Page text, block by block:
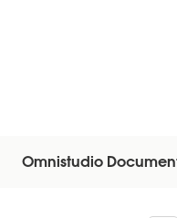
Omnistudio